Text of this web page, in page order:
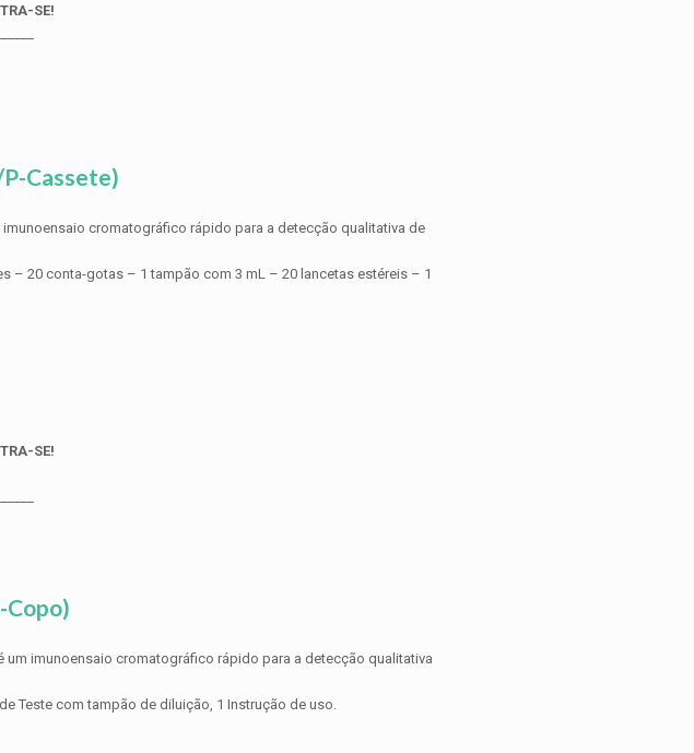
SE!
Cassete)
imunoensaio cromatográfico rápido para a detecção qualitativa de
– 20 conta-gotas – 1 tampão com 3 mL – 20 lancetas estéreis – 1
SE!
Copo)
um imunoensaio cromatográfico rápido para a detecção qualitativa
Teste com tampão de diluição, 1 Instrução de uso.